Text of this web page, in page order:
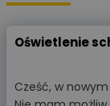
Oświetlenie
Cześć, w